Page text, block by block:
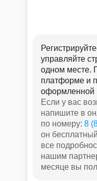
управляйте
одном месте.
платформе и
оформленной
Если у вас
напишите в
по номеру: 8
он
все
нашим
месяце вы